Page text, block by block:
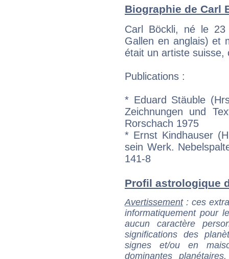
Biographie de Carl
Carl Böckli, né le
Gallen en anglais) et
était un artiste suisse,
Publications :
* Eduard Stäuble
Zeichnungen und
Rorschach 1975
* Ernst Kindhauser
sein Werk.
141-8
Profil astrologique
Avertissement: ces
informatiquement pour
aucun caractère
significations des
signes et/ou en
dominantes